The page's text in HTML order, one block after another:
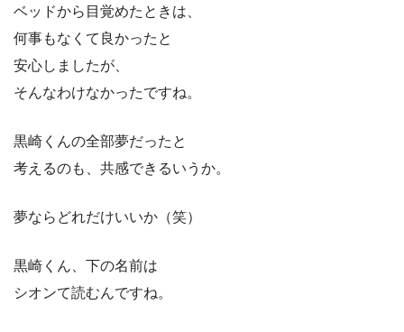
ベッドから目覚めたときは、
何事もなくて良かったと
安心しましたが、
そんなわけなかったですね。
黒崎くんの全部夢だったと
考えるのも、共感できるいうか。
夢ならどれだけいいか（笑）
黒崎くん、下の名前は
シオンて読むんですね。